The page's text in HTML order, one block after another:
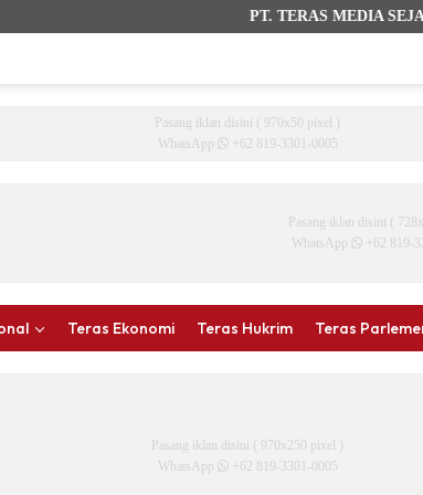
PT. TERAS MEDIA
Pasang iklan disini ( 970x50 pixel )
WhatsApp
+62 819-3301-0005
Pasang iklan disini (
WhatsApp
+62 819-
Teras Ekonomi Teras Hukrim Teras
Pasang iklan disini ( 970x250 pixel )
WhatsApp
+62 819-3301-0005